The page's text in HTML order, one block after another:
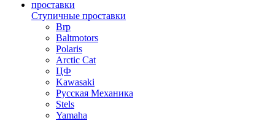
Ступичные проставки
Brp
Baltmotors
Polaris
Arctic Cat
ЦФ
Kawasaki
Русская Механика
Stels
Yamaha